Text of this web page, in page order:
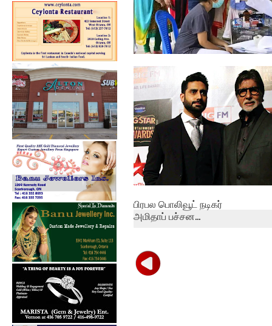
தமிழகத்தில் ஒரேநாளில்
நான்காயிரம் ப...
பிரபல பொலிவூட் நடிகர்
அமிதாப் பச்சன...